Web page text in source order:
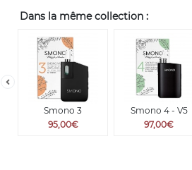
Dans la même collection :
Smono 3
95,00€
Smono 4 - V5
97,00€